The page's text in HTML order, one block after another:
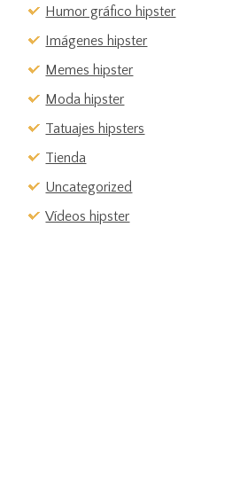
Humor gráfico hipster
Imágenes hipster
Memes hipster
Moda hipster
Tatuajes hipsters
Tienda
Uncategorized
Vídeos hipster